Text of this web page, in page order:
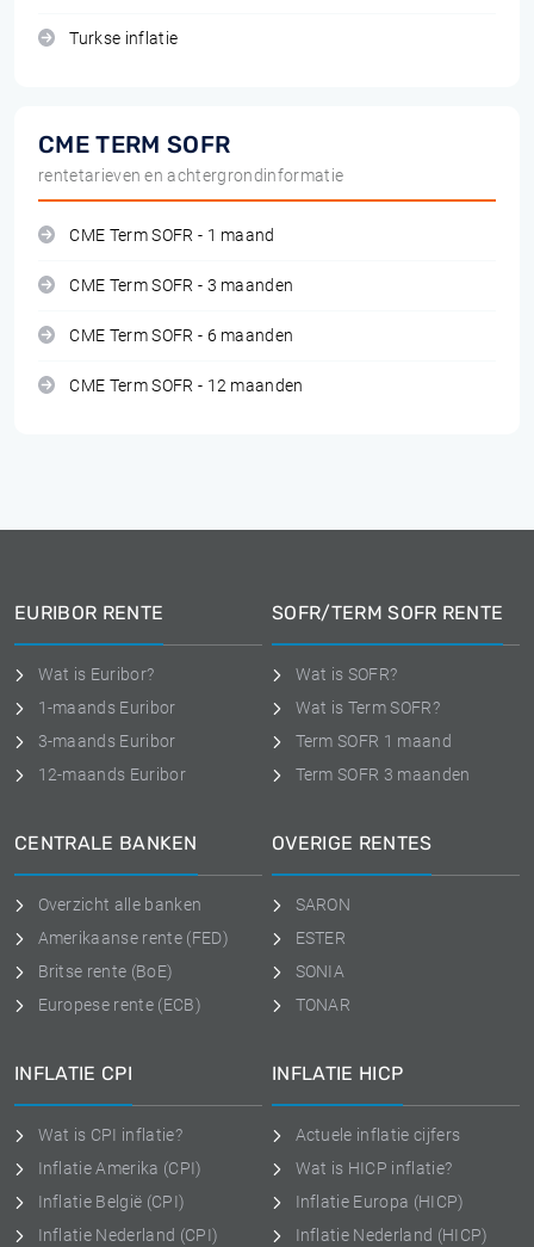
Turkse inflatie
CME TERM SOFR
rentetarieven en achtergrondinformatie
CME Term SOFR - 1 maand
CME Term SOFR - 3 maanden
CME Term SOFR - 6 maanden
CME Term SOFR - 12 maanden
EURIBOR RENTE
Wat is Euribor?
1-maands Euribor
3-maands Euribor
12-maands Euribor
SOFR/TERM SOFR RENTE
Wat is SOFR?
Wat is Term SOFR?
Term SOFR 1 maand
Term SOFR 3 maanden
CENTRALE BANKEN
Overzicht alle banken
Amerikaanse rente (FED)
Britse rente (BoE)
Europese rente (ECB)
OVERIGE RENTES
SARON
ESTER
SONIA
TONAR
INFLATIE CPI
Wat is CPI inflatie?
Inflatie Amerika (CPI)
Inflatie België (CPI)
Inflatie Nederland (CPI)
INFLATIE HICP
Actuele inflatie cijfers
Wat is HICP inflatie?
Inflatie Europa (HICP)
Inflatie Nederland (HICP)